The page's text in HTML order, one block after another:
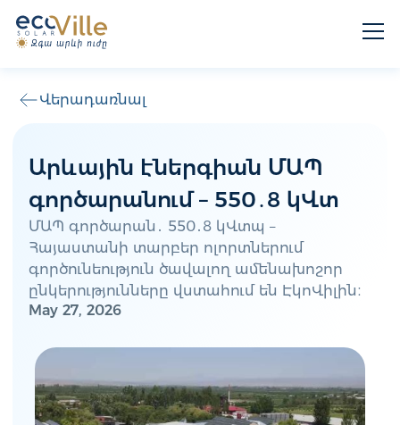
Վերադառնալ
Արևային էներգիան ՄԱՊ
գործարանում – 550․8 կՎտ
ՄԱՊ գործարան․ 550․8 կՎտպ –
Հայաստանի տարբեր ոլորտներում
գործունեություն ծավալող ամենախոշոր
ընկերությունները վստահում են ԷկոՎիլին։
May 27, 2026